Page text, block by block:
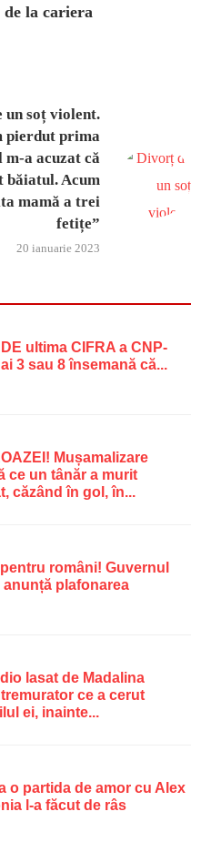
la cariera
un soț violent.
pierdut prima
m-a acuzat că
băiatul. Acum
mamă a trei
fetițe”
20 ianuarie 2023
ultima CIFRA a CNP-
3 sau 8 însemană că...
Mușamalizare
ce un tânăr a murit
căzând în gol, în...
români! Guvernul
anunță plafonarea
lasat de Madalina
ce a cerut
ei, inainte...
o partida de amor cu Alex
l-a făcut de râs